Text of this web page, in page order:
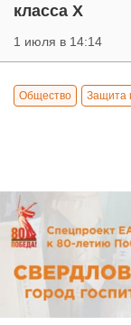
класса X
1 июля в 14:14
Общество Защита